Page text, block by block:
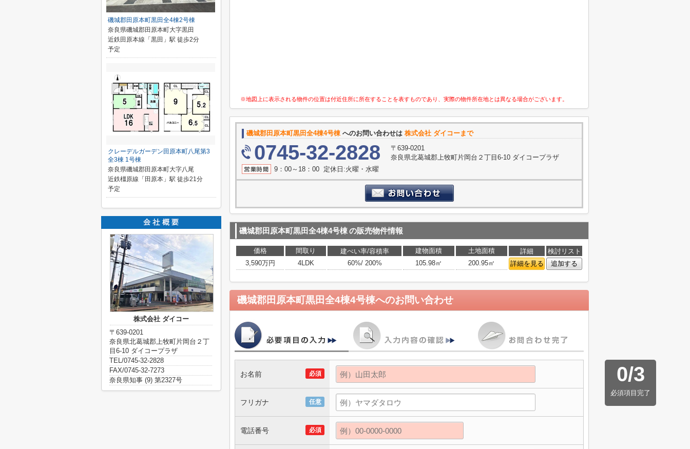
※地図上に表示される物件の位置は付近住所に所在することを表すものであり、実際の物件所在地とは異なる場合がございます。
磯城郡田原本町黒田全4棟4号棟 へのお問い合わせは 株式会社 ダイコーまで
0745-32-2828
〒639-0201
奈良県北葛城郡上牧町片岡台２丁目6-10 ダイコープラザ
9：00～18：00 定休日:火曜・水曜
磯城郡田原本町黒田全4棟4号棟の販売物件情報
価格 間取り 建ぺい率/容積率 建物面積 土地面積 詳細
検討リスト
3,590万円
4LDK 60%/ 200% 105.98㎡ 200.95㎡ 詳細を見る 追加する
磯城郡田原本町黒田全4棟4号棟へのお問い合わせ
0/3
必須項目完了
必須
お名前
任意
フリガナ
必須
電話番号
磯城郡田原本町黒田全4棟2号棟
奈良県磯城郡田原本町大字黒田
近鉄田原本線「黒田」駅 徒歩2分
予定
クレーデルガーデン田原本町八尾第3
全3棟 1号棟
奈良県磯城郡田原本町大字八尾
近鉄橿原線「田原本」駅 徒歩21分
予定
株式会社 ダイコー
〒639-0201
奈良県北葛城郡上牧町片岡台２丁
目6-10 ダイコープラザ
TEL/0745-32-2828
FAX/0745-32-7273
奈良県知事 (9) 第2327号